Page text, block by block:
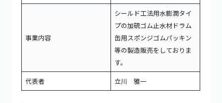
事業内容
シールド工法用水膨潤タイ
プの加硫ゴム止水材ドラム
缶用スポンジゴムパッキン
等の製造販売をしておりま
す。
代表者
立川 雅一